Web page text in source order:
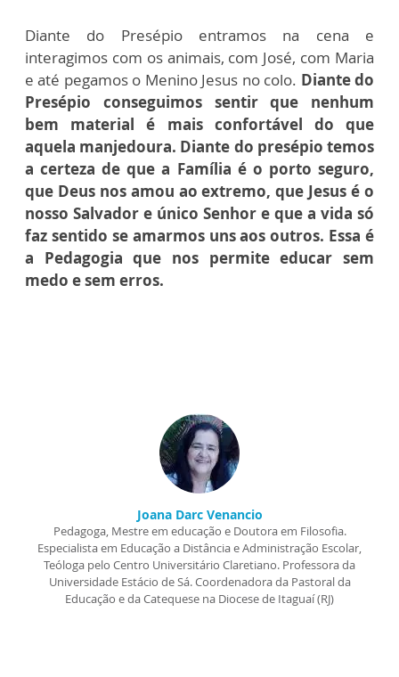
Diante do Presépio entramos na cena e
interagimos com os animais, com José, com Maria
e até pegamos o Menino Jesus no colo. Diante do
Presépio conseguimos sentir que nenhum
bem material é mais confortável do que
aquela manjedoura. Diante do presépio temos
a certeza de que a Família é o porto seguro,
que Deus nos amou ao extremo, que Jesus é o
nosso Salvador e único Senhor e que a vida só
faz sentido se amarmos uns aos outros. Essa é
a Pedagogia que nos permite educar sem
medo e sem erros.
Joana Darc Venancio
Pedagoga, Mestre em educação e Doutora em Filosofia.
Especialista em Educação a Distância e Administração Escolar,
Teóloga pelo Centro Universitário Claretiano. Professora da
Universidade Estácio de Sá. Coordenadora da Pastoral da
Educação e da Catequese na Diocese de Itaguaí (RJ)